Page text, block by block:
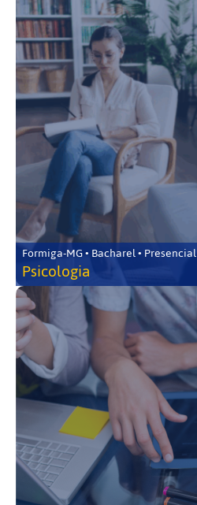
Formiga-MG • Bacharel • Presencial
Psicologia